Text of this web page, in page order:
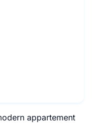
appartement